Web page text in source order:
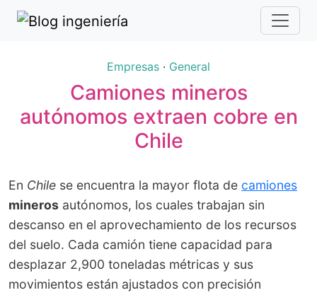
Empresas · General
Camiones mineros
autónomos extraen cobre en
Chile
En Chile se encuentra la mayor flota de camiones
mineros autónomos, los cuales trabajan sin
descanso en el aprovechamiento de los recursos
del suelo. Cada camión tiene capacidad para
desplazar 2,900 toneladas métricas y sus
movimientos están ajustados con precisión